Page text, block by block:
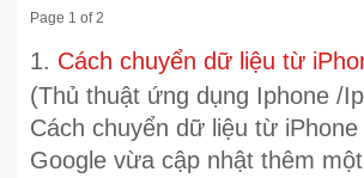
Page 1 of 2
1. Cách chuyển dữ liệu từ
(Thủ thuật ứng dụng Iphone /
Cách chuyển dữ liệu từ
Google vừa cập nhật thêm